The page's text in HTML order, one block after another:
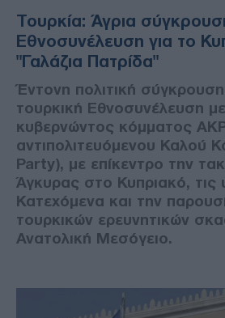
Τουρκία: Άγρια
Εθνοσυνέλευση για το
"Γαλάζια Πατρίδα"
Έντονη πολιτική
τουρκική Εθνοσυνέλευση
κυβερνώντος κόμματος
αντιπολιτευόμενου Καλού
Party), με επίκεντρο την
Άγκυρας στο Κυπριακό,
Κατεχόμενα και την
τουρκικών ερευνητικών
Ανατολική Μεσόγειο.